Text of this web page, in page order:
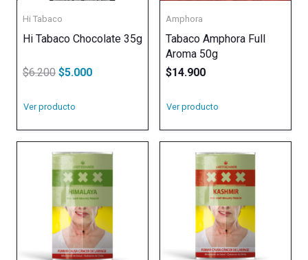
Hi Tabaco
Hi Tabaco Chocolate 35g
$6.200 El
original
era:
$6.200.
$5.000El
es:
$5.000.
Ver producto
Amphora
Tabaco Amphora Full
Aroma 50g
$14.900
Ver producto